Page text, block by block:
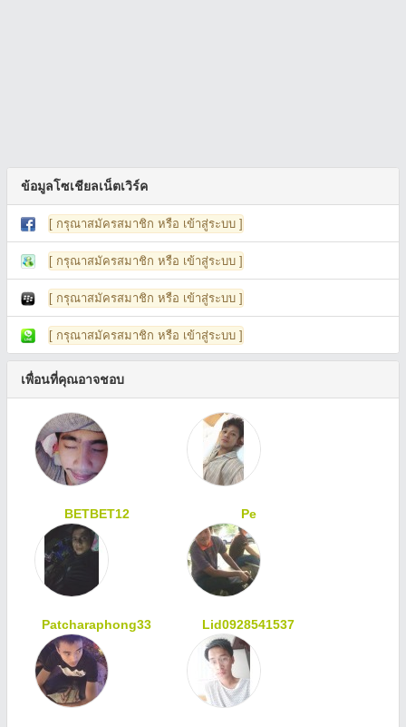
ข้อมูลโซเชียลเน็ตเวิร์ค
[ กรุณาสมัครสมาชิก หรือ เข้าสู่ระบบ ]
[ กรุณาสมัครสมาชิก หรือ เข้าสู่ระบบ ]
[ กรุณาสมัครสมาชิก หรือ เข้าสู่ระบบ ]
[ กรุณาสมัครสมาชิก หรือ เข้าสู่ระบบ ]
เพื่อนที่คุณอาจชอบ
BETBET12 Pe
Patcharaphong33 Lid0928541537